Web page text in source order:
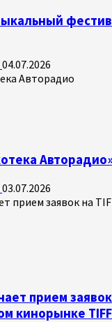
04.07.2026
03.07.2026
прием заявок
кинорынке